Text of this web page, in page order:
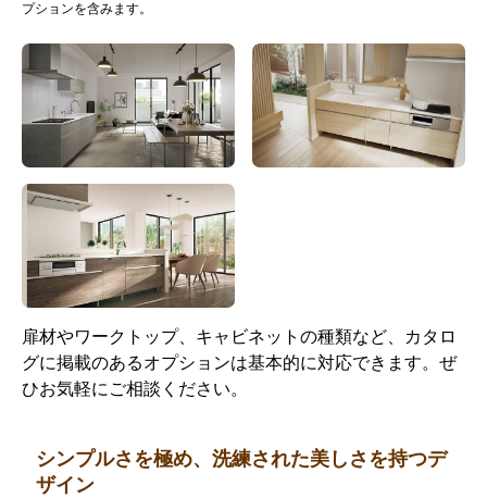
プションを含みます。
扉材やワークトップ、キャビネットの種類など、カタロ
グに掲載のあるオプションは基本的に対応できます。ぜ
ひお気軽にご相談ください。
シンプルさを極め、洗練された美しさを持つデ
ザイン